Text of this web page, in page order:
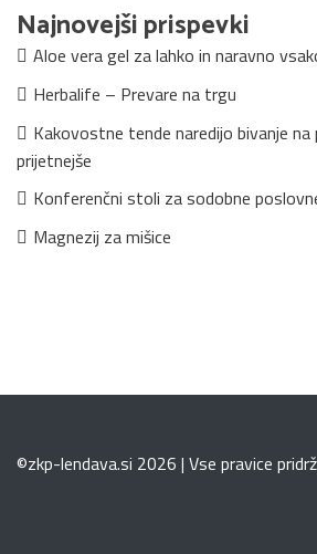
Najnovejši prispevki
Aloe vera gel za lahko in naravno
Herbalife – Prevare na trgu
Kakovostne tende naredijo bivanje
prijetnejše
Konferenčni stoli za sodobne
Magnezij za mišice
©zkp-lendava.si 2026 | Vse pravice